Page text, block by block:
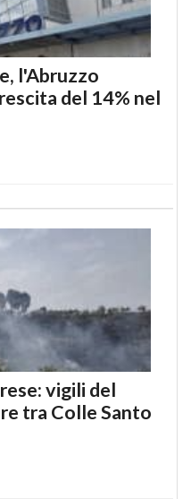
l'Abruzzo
del 14% nel
vigili del
tra Colle Santo